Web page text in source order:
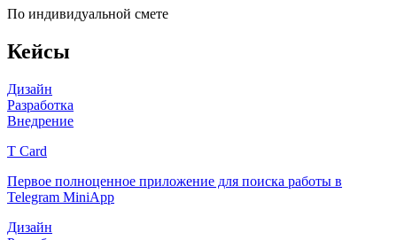
По индивидуальной смете
Кейсы
Дизайн
Разработка
Внедрение
T Card
Первое полноценное приложение для поиска работы в
Telegram MiniApp
Дизайн